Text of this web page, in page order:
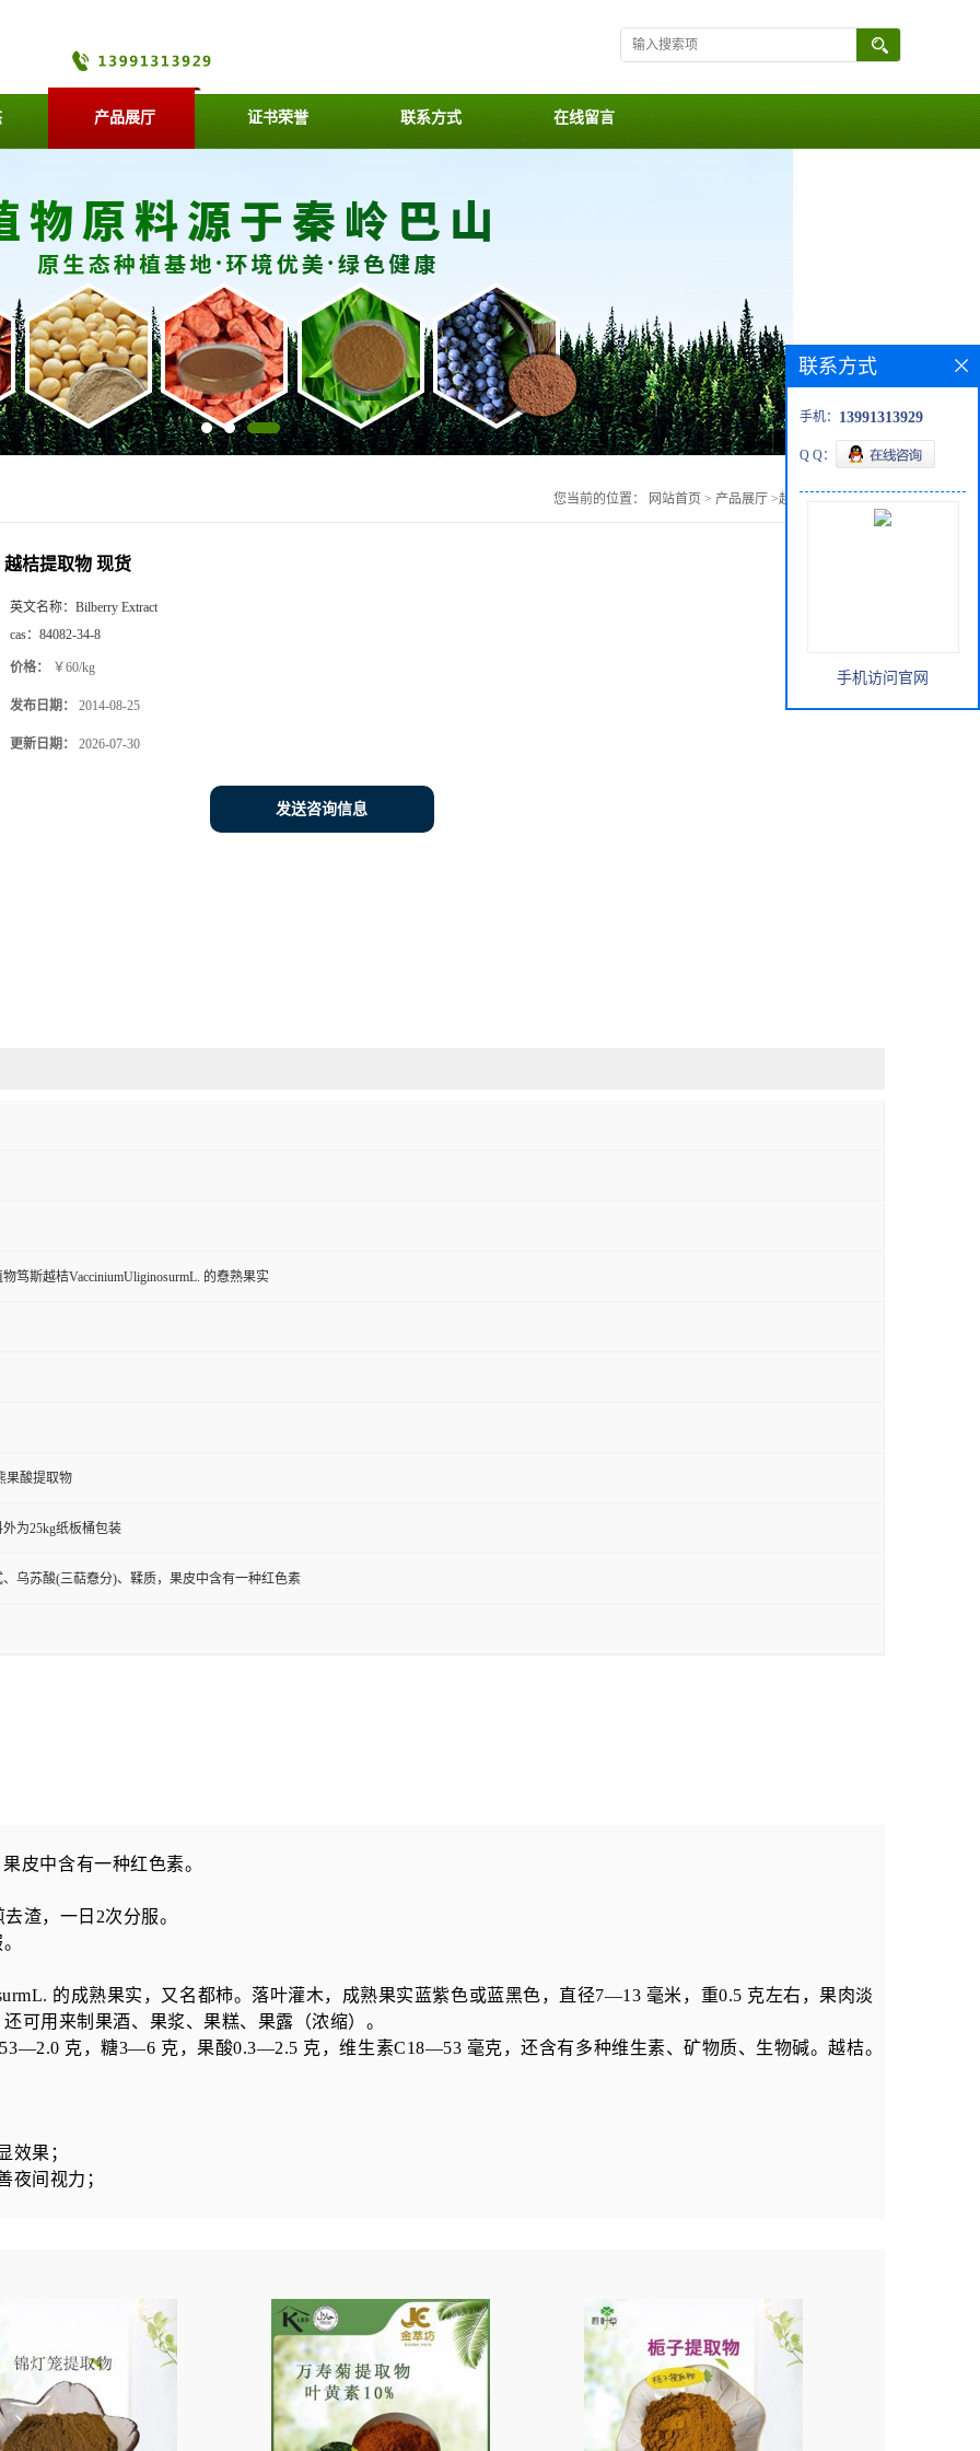
产品展厅 证书荣誉 联系方式 在线留言
您当前的位置： 网站首页 > 产品展厅 >越桔提取物 现货
越桔提取物 现货
英文名称： Bilberry Extract
cas： 84082-34-8
价格： ￥60/kg
发布日期： 2014-08-25
更新日期： 2026-07-30
发送咨询信息
笃斯越桔VacciniumUliginosurmL. 的憃熟果实
果酸提取物
为25kg纸板桶包装
乌苏酸(三萜憃分)、鞣质，果皮中含有一种红色素
皮中含有一种红色素。
渣，一日 2次分服。
的成熟果实，又名都柿。落叶灌木，成熟果实蓝紫色或蓝黑色，直径7—13 毫米，重0.5 克左右，果肉淡
可用来制果酒、果浆、果糕、果露（浓缩）。
克，糖3—6 克，果酸0.3—2.5 克，维生素C18—53 毫克，还含有多种维生素、矿物质、生物碱。越桔。
效果；
夜间视力；
联系方式
手机： 13991313929
Q Q：
手机访问官网